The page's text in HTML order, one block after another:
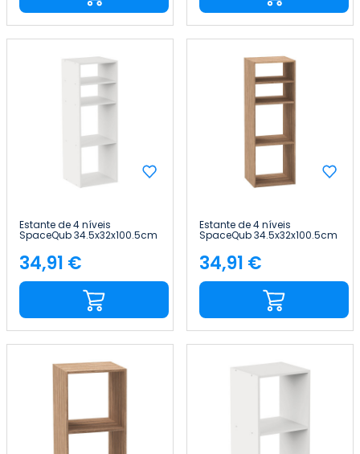
Estante de 4 níveis
SpaceQub 34.5x32x100.5cm
7house
Preço
34,91 €
Estante de 4 níveis
SpaceQub 34.5x32x100.5cm
7house
Preço
34,91 €